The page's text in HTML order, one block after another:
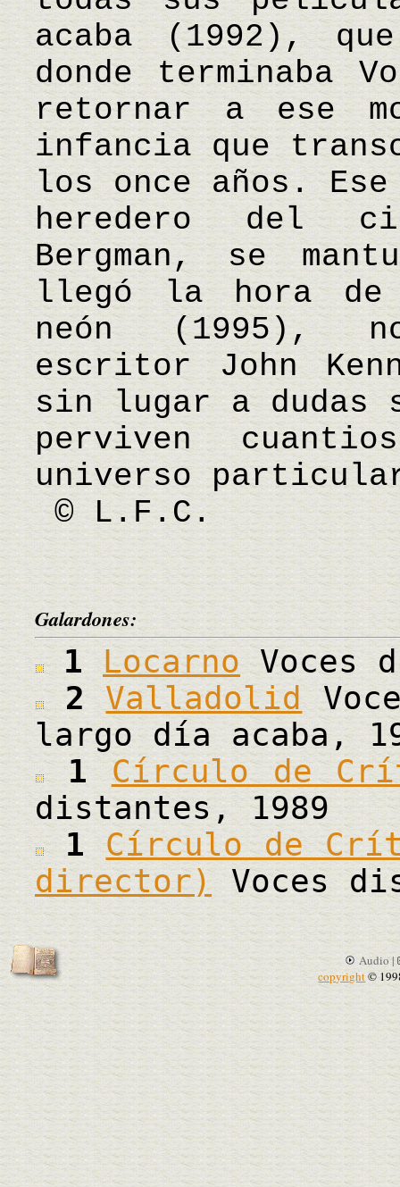
acaba (1992),
donde terminaba
retornar a ese
infancia que
los once años.
heredero del
Bergman, se
llegó la hora de
neón (1995),
escritor John
sin lugar a dudas
perviven
universo
© L.F.C.
Galardones:
1 LocarnoVoces
2Valladolid
largo día acaba,
1Círculo de
distantes, 1989
1Círculo de
director) Voces
Audio |
copyright©